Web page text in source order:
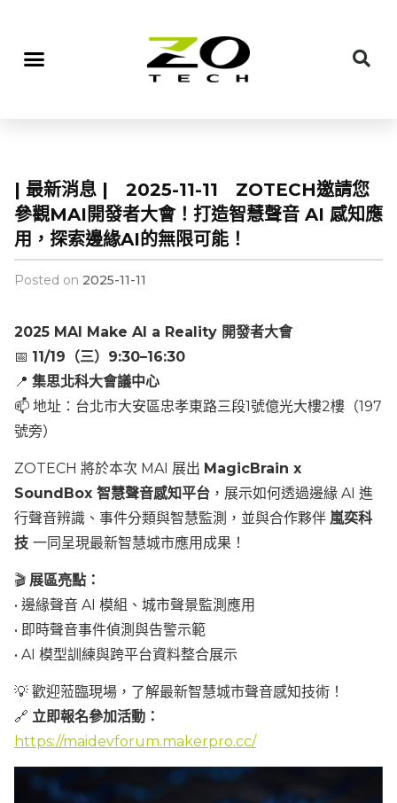
| 最新消息 | 2025-11-11 ZOTECH邀請您
參觀MAI開發者大會！打造智慧聲音 AI 感知應
用，探索邊緣AI的無限可能！
Posted on 2025-11-11
2025 MAI Make AI a Reality 開發者大會
📅 11/19 （三）9:30–16:30
📍 集思北科大會議中心
📫 地址：台北市大安區忠孝東路三段1號億光大樓2樓（197
號旁）
ZOTECH 將於本次 MAI 展出 MagicBrain x
SoundBox 智慧聲音感知平台 ，展示如何透過邊緣 AI 進
行聲音辨識、事件分類與智慧監測，並與合作夥伴 嵐奕科
技 一同呈現最新智慧城市應用成果！
🎬 展區亮點：
• 邊緣聲音 AI 模組、城市聲景監測應用
• 即時聲音事件偵測與告警示範
• AI 模型訓練與跨平台資料整合展示
💡 歡迎蒞臨現場，了解最新智慧城市聲音感知技術！
🔗 立即報名參加活動：
https://maidevforum.makerpro.cc/